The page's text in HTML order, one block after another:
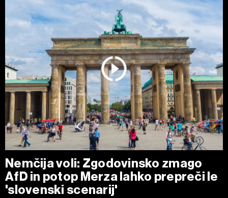
Nemčija voli: Zgodovinsko zmago
AfD in potop Merza lahko prepreči le
'slovenski scenarij'